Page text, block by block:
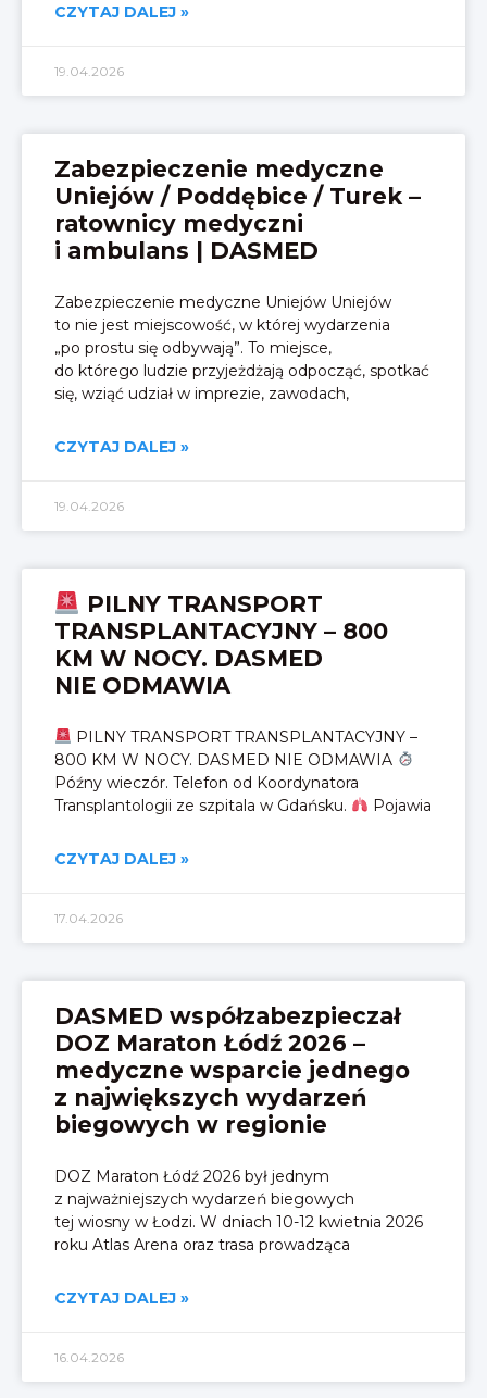
CZYTAJ DALEJ »
19.04.2026
Zabezpieczenie medyczne
Uniejów / Poddębice / Turek –
ratownicy medyczni
i ambulans | DASMED
Zabezpieczenie medyczne Uniejów Uniejów
to nie jest miejscowość, w której wydarzenia
„po prostu się odbywają”. To miejsce,
do którego ludzie przyjeżdżają odpocząć, spotkać
się, wziąć udział w imprezie, zawodach,
CZYTAJ DALEJ »
19.04.2026
PILNY TRANSPORT
TRANSPLANTACYJNY – 800
KM W NOCY. DASMED
NIE ODMAWIA
PILNY TRANSPORT TRANSPLANTACYJNY –
800 KM W NOCY. DASMED NIE ODMAWIA
Późny wieczór. Telefon od Koordynatora
Transplantologii ze szpitala w Gdańsku.
Pojawia
CZYTAJ DALEJ »
17.04.2026
DASMED współzabezpieczał
DOZ Maraton Łódź 2026 –
medyczne wsparcie jednego
z największych wydarzeń
biegowych w regionie
DOZ Maraton Łódź 2026 był jednym
z najważniejszych wydarzeń biegowych
tej wiosny w Łodzi. W dniach 10-12 kwietnia 2026
roku Atlas Arena oraz trasa prowadząca
CZYTAJ DALEJ »
16.04.2026